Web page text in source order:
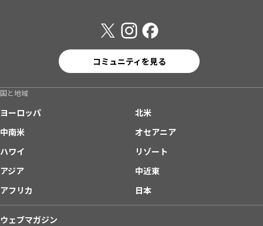
コミュニティを見る
国と地域
ヨーロッパ
北米
中南米
オセアニア
ハワイ
リゾート
アジア
中近東
アフリカ
日本
ウェブマガジン